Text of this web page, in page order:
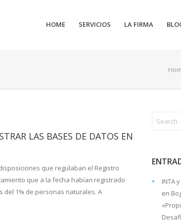
HOME SERVICIOS LA FIRMA
LAS BASES DE DATOS EN
que regulaban el Registro
que a la fecha habían registrado
del 1% de personas naturales. A
INTA
en